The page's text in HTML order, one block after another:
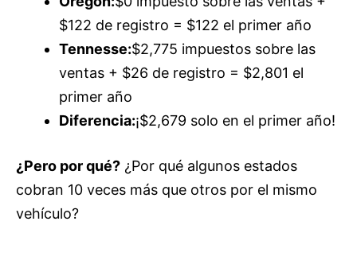
$122 de registro = $122 el primer año
Tennesse:$2,775 impuestos sobre las
ventas + $26 de registro = $2,801 el
primer año
Diferencia:¡$2,679 solo en el primer año!
¿Pero por qué? ¿Por qué algunos estados
cobran 10 veces más que otros por el mismo
vehículo?